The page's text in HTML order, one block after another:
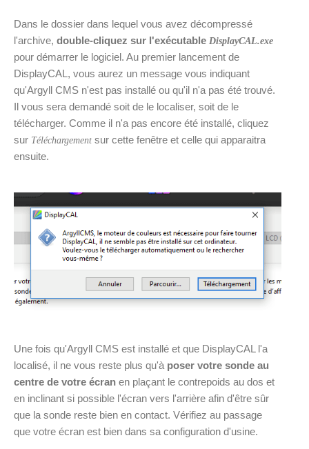
Dans le dossier dans lequel vous avez décompressé
l'archive, double-cliquez sur l'exécutable DisplayCAL.exe
pour démarrer le logiciel. Au premier lancement de
DisplayCAL, vous aurez un message vous indiquant
qu'Argyll CMS n'est pas installé ou qu'il n'a pas été trouvé.
Il vous sera demandé soit de le localiser, soit de le
télécharger. Comme il n'a pas encore été installé, cliquez
sur Téléchargement sur cette fenêtre et celle qui apparaitra
ensuite.
Une fois qu'Argyll CMS est installé et que DisplayCAL l'a
localisé, il ne vous reste plus qu'à poser votre sonde au
centre de votre écran en plaçant le contrepoids au dos et
en inclinant si possible l'écran vers l'arrière afin d'être sûr
que la sonde reste bien en contact. Vérifiez au passage
que votre écran est bien dans sa configuration d'usine.